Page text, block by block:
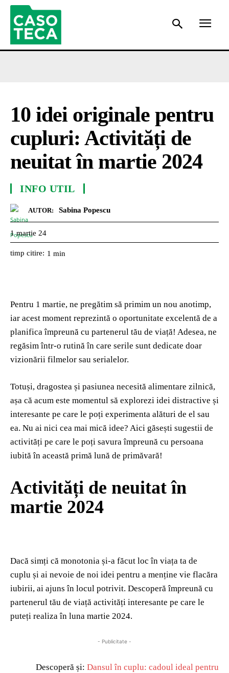
10 idei originale pentru
cupluri: Activități de
neuitat în martie 2024
INFO UTIL
AUTOR: Sabina Popescu
1 martie 24
timp citire: 1 min
Pentru 1 martie, ne pregătim să primim un nou anotimp,
iar acest moment reprezintă o oportunitate excelentă de a
planifica împreună cu partenerul tău de viață! Adesea, ne
regăsim într-o rutină în care serile sunt dedicate doar
vizionării filmelor sau serialelor.
Totuși, dragostea și pasiunea necesită alimentare zilnică,
așa că acum este momentul să explorezi idei distractive și
interesante pe care le poți experimenta alături de el sau
ea. Nu ai nici cea mai mică idee? Aici găsești sugestii de
activități pe care le poți savura împreună cu persoana
iubită în această primă lună de primăvară!
Activități de neuitat în
martie 2024
Dacă simți că monotonia și-a făcut loc în viața ta de
cuplu și ai nevoie de noi idei pentru a menține vie flacăra
iubirii, ai ajuns în locul potrivit. Descoperă împreună cu
partenerul tău de viață activități interesante pe care le
puteți realiza în luna martie 2024.
- Publicitate -
Descoperă și: Dansul în cuplu: cadoul ideal pentru